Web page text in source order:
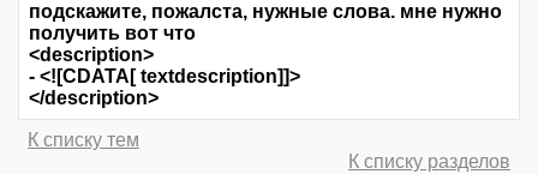
подскажите, пожалста, нужные слова. мне нужно
получить вот что
<description>
- <![CDATA[ textdescription]]>
</description>
К списку тем
К списку разделов